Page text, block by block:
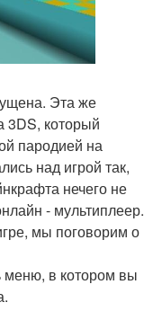
Эта же
3DS, который
пародией на
над игрой так,
нечего не
- мультиплеер.
мы поговорим о
меню, в котором вы